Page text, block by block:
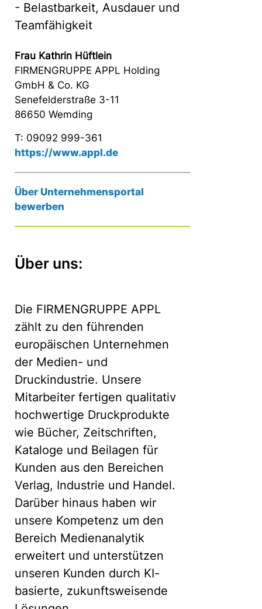
- Belastbarkeit, Ausdauer und
Teamfähigkeit
Frau Kathrin Hüftlein
FIRMENGRUPPE APPL Holding
GmbH & Co. KG
Senefelderstraße 3-11
86650 Wemding
T: 09092 999-361
https://www.appl.de
Über Unternehmensportal
bewerben
Über uns:
Die FIRMENGRUPPE APPL
zählt zu den führenden
europäischen Unternehmen
der Medien- und
Druckindustrie. Unsere
Mitarbeiter fertigen qualitativ
hochwertige Druckprodukte
wie Bücher, Zeitschriften,
Kataloge und Beilagen für
Kunden aus den Bereichen
Verlag, Industrie und Handel.
Darüber hinaus haben wir
unsere Kompetenz um den
Bereich Medienanalytik
erweitert und unterstützen
unseren Kunden durch KI-
basierte, zukunftsweisende